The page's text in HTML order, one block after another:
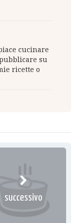
cucinare
su
ricette o
successivo